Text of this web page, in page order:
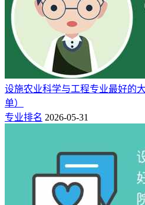
设施农业科学与工程专业最好的
单）
专业排名 2026-05-31